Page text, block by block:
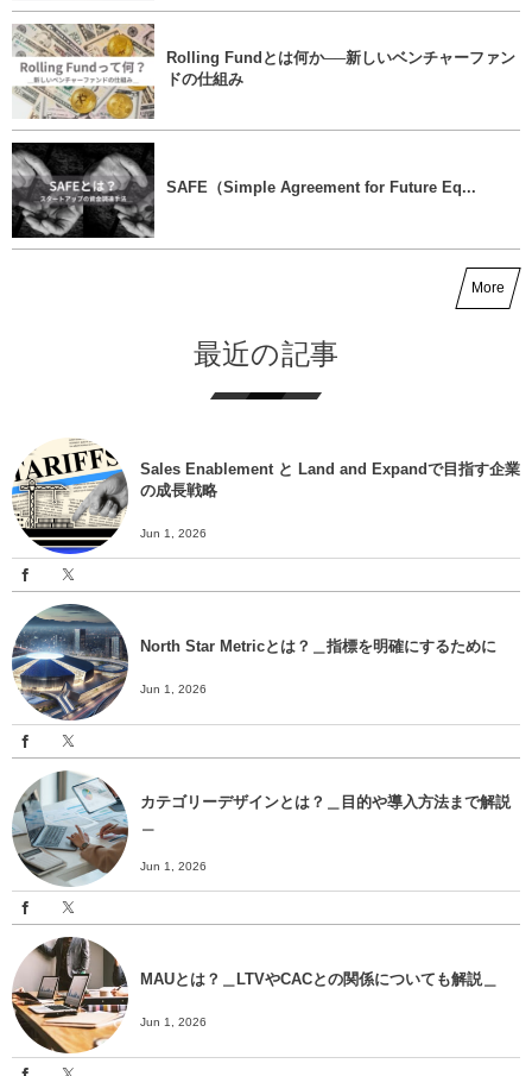
Rolling Fundとは何か──新しいベンチャーファン
ドの仕組み
SAFE（Simple Agreement for Future Eq...
More
最近の記事
Sales Enablement と Land and Expandで目指す企業
の成長戦略
Jun 1, 2026
North Star Metricとは？＿指標を明確にするために
Jun 1, 2026
カテゴリーデザインとは？＿目的や導入方法まで解説
Jun 1, 2026
MAUとは？＿LTVやCACとの関係についても解説＿
Jun 1, 2026